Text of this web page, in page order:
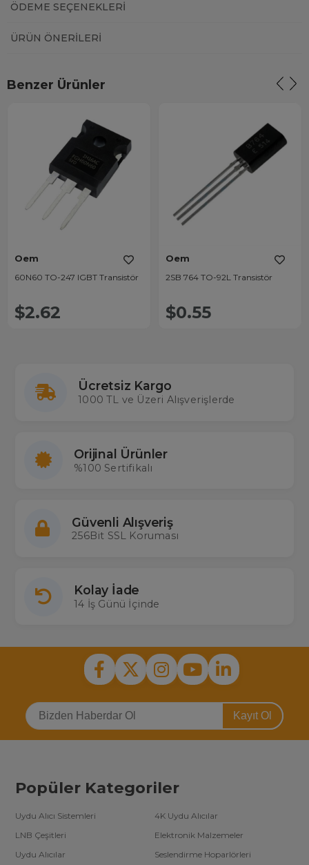
ÖDEME SEÇENEKLERI
ÜRÜN ÖNERILERI
Benzer Ürünler
Oem
60N60 TO-247 IGBT Transistör
$2.62
Oem
2SB 764 TO-92L Transistör
$0.55
Ücretsiz Kargo
1000 TL ve Üzeri Alışverişlerde
Orijinal Ürünler
%100 Sertifikalı
Güvenli Alışveriş
256Bit SSL Koruması
Kolay İade
14 İş Günü İçinde
Kayıt Ol
Popüler Kategoriler
Uydu Alıcı Sistemleri
4K Uydu Alıcılar
LNB Çeşitleri
Elektronik Malzemeler
Uydu Alıcılar
Seslendirme Hoparlörleri